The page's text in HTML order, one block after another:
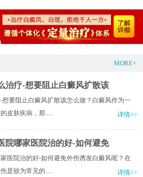
MORE+
治疗-想要阻止白癜风扩散该
要阻止白癜风扩散该怎么做？白癜风作为一
皮肤疾病，那.....
详情>>
院哪家医院治的好-如何避免
医院治的好-如何避免外伤诱发白癜风呢？在
是较为常见的.....
详情>>